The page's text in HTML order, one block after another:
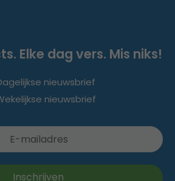
Elke dag vers. Mis niks!
nieuwsbrief
nieuwsbrief